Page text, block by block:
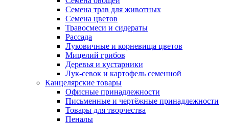
Семена трав для животных
Семена цветов
Травосмеси и сидераты
Рассада
Луковичные и корневища цветов
Мицелий грибов
Деревья и кустарники
Лук-севок и картофель семенной
Канцелярские товары
Офисные принадлежности
Письменные и чертёжные принадлежности
Товары для творчества
Пеналы